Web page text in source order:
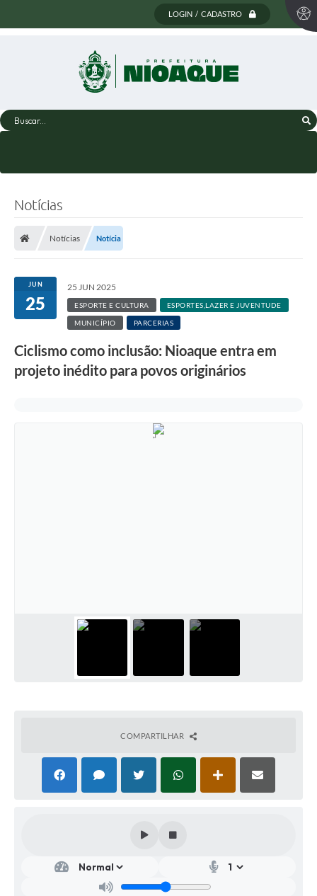
LOGIN / CADASTRO
Buscar...
Notícias
Notícias Notícia
JUN
25
25 JUN 2025
ESPORTE E CULTURA ESPORTES,LAZER E JUVENTUDE
MUNICÍPIO PARCERIAS
Ciclismo como inclusão: Nioaque entra em
projeto inédito para povos originários
COMPARTILHAR